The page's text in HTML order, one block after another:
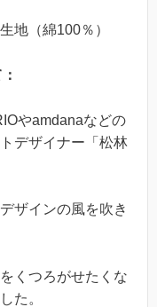
地（綿100％）
やamdanaなどの
デザイナー「松林
ザインの風を吹き
くつろがせたくな
た。